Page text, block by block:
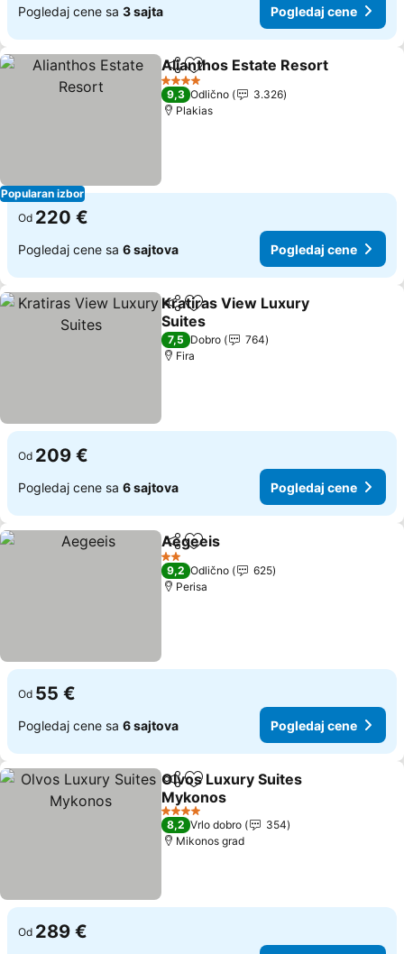
Pogledaj cene sa 3 sajta Pogledaj cene
Popularan izbor
Deli Dodati u favorite
Alianthos Estate Resort
4 Zvezdice
9,3 Odlično
3.326
Plakias
Od 220 €
Pogledaj cene sa 6 sajtova Pogledaj cene
Deli Dodati u favorite
Kratiras View Luxury
Suites
Pogledaj cene
7,5 Dobro
764
Fira
Od 209 €
Pogledaj cene sa 6 sajtova Pogledaj cene
Deli Dodati u favorite
Aegeeis
2 Zvezdice
9,2 Odlično
625
Perisa
Od 55 €
Pogledaj cene sa 6 sajtova Pogledaj cene
Deli Dodati u favorite
Olvos Luxury Suites
Mykonos
Pogledaj cene
4 Zvezdice
8,2 Vrlo dobro
354
Mikonos grad
Od 289 €